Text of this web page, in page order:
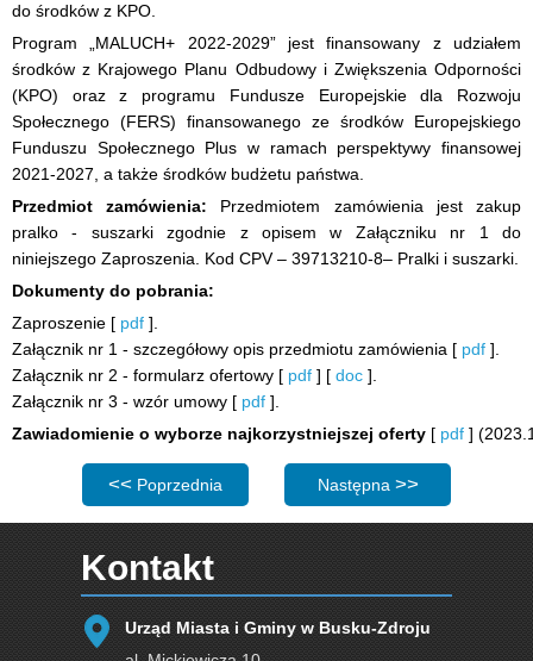
do środków z KPO.
Program „MALUCH+ 2022-2029” jest finansowany z udziałem
środków z Krajowego Planu Odbudowy i Zwiększenia Odporności
(KPO) oraz z programu Fundusze Europejskie dla Rozwoju
Społecznego (FERS) finansowanego ze środków Europejskiego
Funduszu Społecznego Plus w ramach perspektywy finansowej
2021-2027, a także środków budżetu państwa.
Przedmiot zamówienia: Przedmiotem zamówienia jest zakup
pralko - suszarki zgodnie z opisem w Załączniku nr 1 do
niniejszego Zaproszenia. Kod CPV – 39713210-8– Pralki i suszarki.
Dokumenty do pobrania:
Zaproszenie [ pdf ].
Załącznik nr 1 - szczegółowy opis przedmiotu zamówienia [ pdf ].
Załącznik nr 2 - formularz ofertowy [ pdf ] [ doc ].
Załącznik nr 3 - wzór umowy [ pdf ].
Zawiadomienie o wyborze najkorzystniejszej oferty [ pdf ]
Poprzednia strona: Zaproszenie do składania ofert:
Poprzednia Następna strona:
Następna
Kontakt
Urząd Miasta i Gminy w Busku-Zdroju